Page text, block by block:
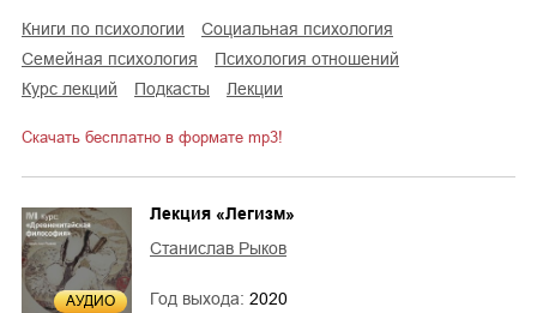
книги по психологии
социальная психология
семейная психология
психология отношений
курс лекций
подкасты лекции
Скачать бесплатно в формате mp3!
AУДИО
Лекция «Легизм»
Станислав Рыков
Год выхода: 2020